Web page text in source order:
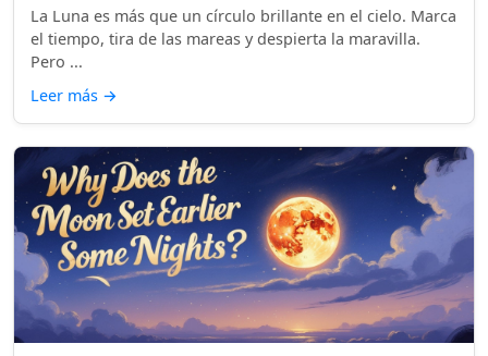
La Luna es más que un círculo brillante en el cielo. Marca
el tiempo, tira de las mareas y despierta la maravilla.
Pero ...
Leer más →